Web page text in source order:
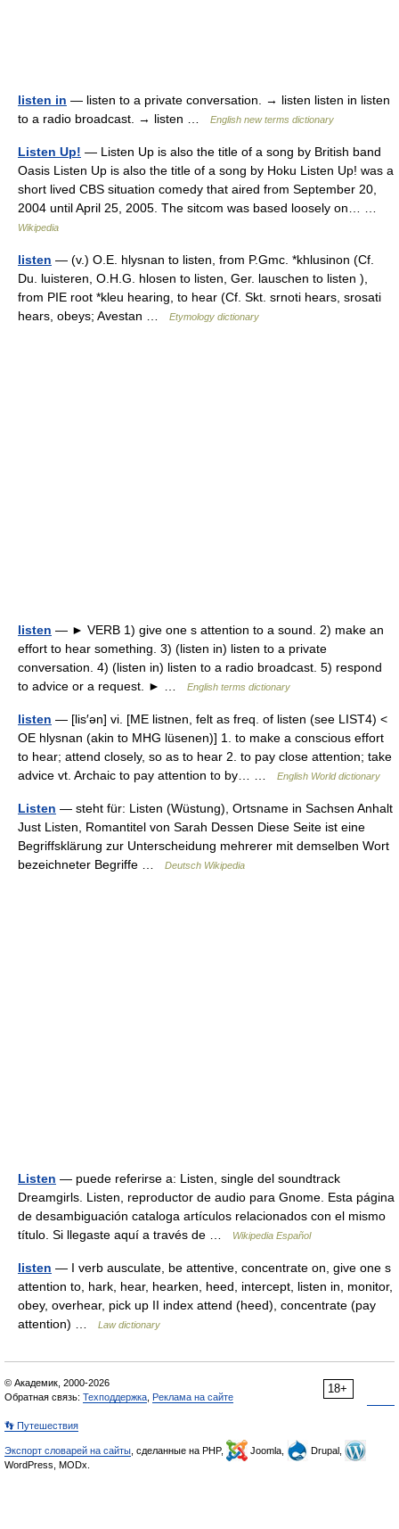
listen in — listen to a private conversation. → listen listen in listen
to a radio broadcast. → listen …
English new terms dictionary
Listen Up! — Listen Up is also the title of a song by British band
Oasis Listen Up is also the title of a song by Hoku Listen Up! was a
short lived CBS situation comedy that aired from September 20,
2004 until April 25, 2005. The sitcom was based loosely on… …
Wikipedia
listen — (v.) O.E. hlysnan to listen, from P.Gmc. *khlusinon (Cf.
Du. luisteren, O.H.G. hlosen to listen, Ger. lauschen to listen ),
from PIE root *kleu hearing, to hear (Cf. Skt. srnoti hears, srosati
hears, obeys; Avestan …
Etymology dictionary
listen — ► VERB 1) give one s attention to a sound. 2) make an
effort to hear something. 3) (listen in) listen to a private
conversation. 4) (listen in) listen to a radio broadcast. 5) respond
to advice or a request. ► …
English terms dictionary
listen — [lis′ən] vi. [ME listnen, felt as freq. of listen (see LIST4) <
OE hlysnan (akin to MHG lüsenen)] 1. to make a conscious effort
to hear; attend closely, so as to hear 2. to pay close attention; take
advice vt. Archaic to pay attention to by… …
English World dictionary
Listen — steht für: Listen (Wüstung), Ortsname in Sachsen Anhalt
Just Listen, Romantitel von Sarah Dessen Diese Seite ist eine
Begriffsklärung zur Unterscheidung mehrerer mit demselben Wort
bezeichneter Begriffe …
Deutsch Wikipedia
Listen — puede referirse a: Listen, single del soundtrack
Dreamgirls. Listen, reproductor de audio para Gnome. Esta página
de desambiguación cataloga artículos relacionados con el mismo
título. Si llegaste aquí a través de …
Wikipedia Español
listen — I verb ausculate, be attentive, concentrate on, give one s
attention to, hark, hear, hearken, heed, intercept, listen in, monitor,
obey, overhear, pick up II index attend (heed), concentrate (pay
attention) …
Law dictionary
18+
© Академик, 2000-2026
Обратная связь: Техподдержка Реклама на сайте
👣 Путешествия
Экспорт словарей на сайты , сделанные на PHP, Joomla,
Drupal,
WordPress, MODx.